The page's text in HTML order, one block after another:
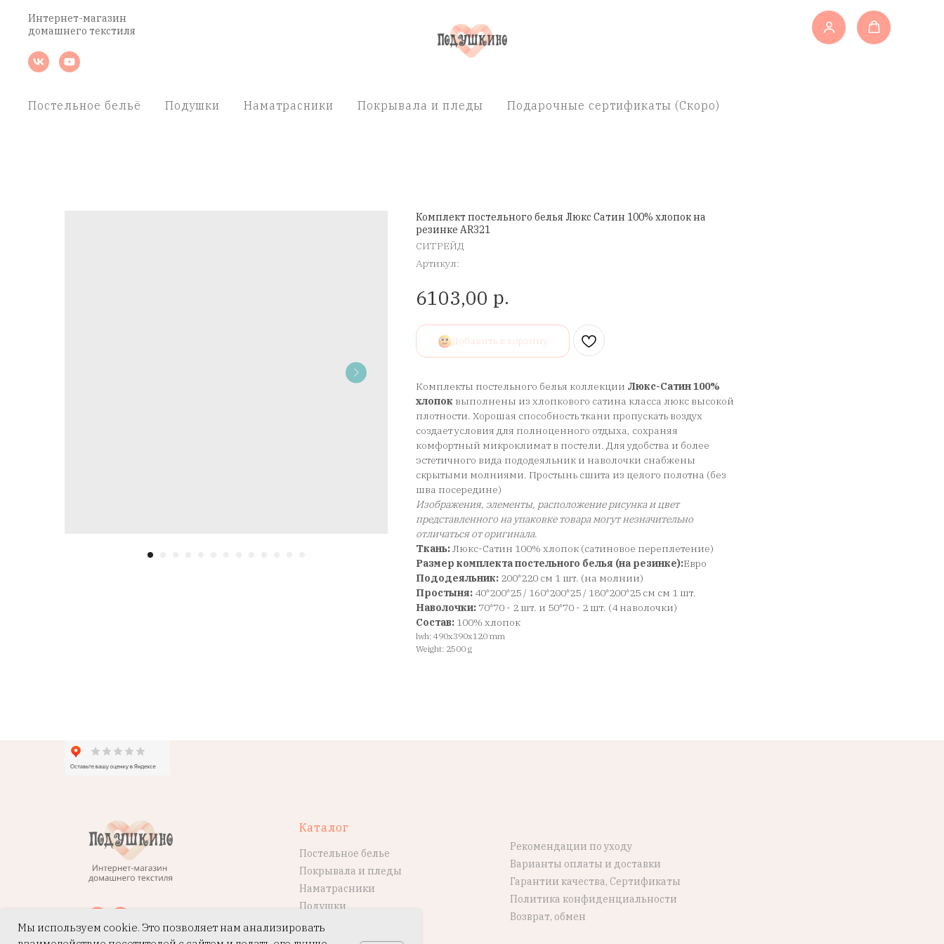
Интернет-магазин
домашнего текстиля
Постельное бельё Подушки Наматрасники Покрывала и пледы Подарочные сертификаты (Скоро)
Комплект постельного белья Люкс Сатин 100% хлопок на
резинке AR321
СИТРЕЙД
Артикул:
6103,00 р.
Добавить в корзину
Комплекты постельного белья коллекции Люкс-Сатин 100%
хлопок выполнены из хлопкового сатина класса люкс высокой
плотности. Хорошая способность ткани пропускать воздух
создает условия для полноценного отдыха, сохраняя
комфортный микроклимат в постели. Для удобства и более
эстетичного вида пододеяльник и наволочки снабжены
скрытыми молниями. Простынь сшита из целого полотна (без
шва посередине)
Изображения, элементы, расположение рисунка и цвет
представленного на упаковке товара могут незначительно
отличаться от оригинала.
Ткань:Люкс-Сатин 100% хлопок (сатиновое переплетение)
Размер комплекта постельного белья (на резинке):Евро
Пододеяльник: 200*220 см 1 шт. (на молнии)
Простыня: 40*200*25 / 160*200*25 / 180*200*25 см см 1 шт.
Наволочки: 70*70 - 2 шт. и 50*70 - 2 шт. (4 наволочки)
Состав: 100% хлопок
lwh: 490x390x120 mm
Weight: 2500 g
Каталог
Постельное белье
Покрывала и пледы
Наматрасники
Подушки
Рекомендации по уходу
Варианты оплаты и доставки
Гарантии качества, Сертификаты
Политика конфиденциальности
Возврат, обмен
Мы используем cookie. Это позволяет нам анализировать